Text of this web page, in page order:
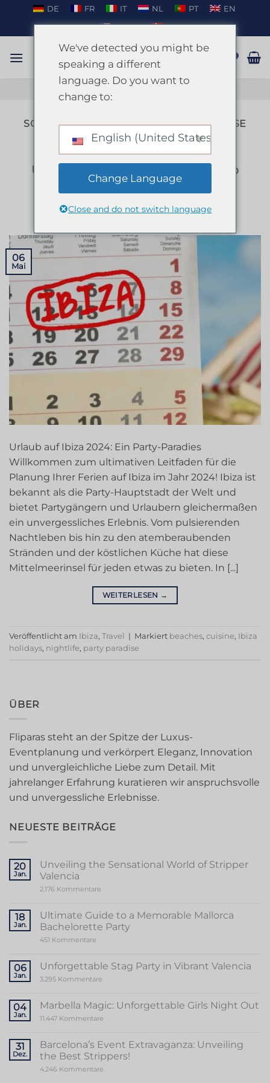
springen
DE FR IT NL PT
EN
EN_US
DA
GESPRÄCH AUF WHATSAPP
SCHLAGWORT-ARCHIVE:PARTY PARADISE
IBIZA,REISEN
Ultimativer Leitfaden für den Urlaub
auf Ibiza 2024: Ein Party-Paradies
VERÖFFENTLICHT AMMAI 6, 2024 VONENKI
06
Mai
Urlaub auf Ibiza 2024: Ein Party-Paradies
Willkommen zum ultimativen Leitfaden für die
Planung Ihrer Ferien auf Ibiza im Jahr 2024! Ibiza ist
bekannt als die Party-Hauptstadt der Welt und
bietet Partygängern und Urlaubern gleichermaßen
ein unvergessliches Erlebnis. Vom pulsierenden
Nachtleben bis hin zu den atemberaubenden
Stränden und der köstlichen Küche hat diese
Mittelmeerinsel für jeden etwas zu bieten. In [...]
WEITERLESEN →
Veröffentlicht am Ibiza, Travel | Markiert beaches, cuisine, Ibiza
holidays, nightlife, party paradise
ÜBER
Fliparas steht an der Spitze der Luxus-
Eventplanung und verkörpert Eleganz, Innovation
und unvergleichliche Liebe zum Detail. Mit
jahrelanger Erfahrung kuratieren wir anspruchsvolle
und unvergessliche Erlebnisse.
NEUESTE BEITRÄGE
20
Jan.
Unveiling the Sensational World of Stripper
Valencia
2.176 Kommentare
Sensational
World
of
18
Jan.
Ultimate Guide to a Memorable Mallorca
Bachelorette Party
451 Kommentare
to
a
Memorable
Party
06
Jan.
Unforgettable Stag Party in Vibrant Valencia
3.295 Kommentare
Party
in
Vibrant
04
Jan.
Marbella Magic: Unforgettable Girls Night Out
11.447 Kommentare
Unforgettable
Girls
Night
31
Dez.
Barcelona’s Event Extravaganza: Unveiling
the Best Strippers!
4.246 Kommentare
We've detected you might be
speaking a different
language. Do you want to
change to:
English (United States)
Change Language
Close and do not switch language